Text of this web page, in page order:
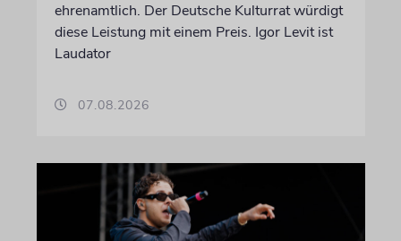
ehrenamtlich. Der Deutsche Kulturrat würdigt
diese Leistung mit einem Preis. Igor Levit ist
Laudator
07.08.2026